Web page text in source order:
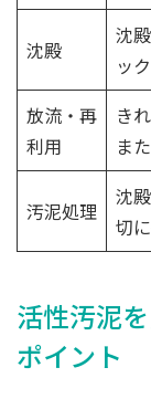
沈殿
沈
ッ
放流・再
利用
き
ま
汚泥処理
沈
切
活性汚泥
ポイント